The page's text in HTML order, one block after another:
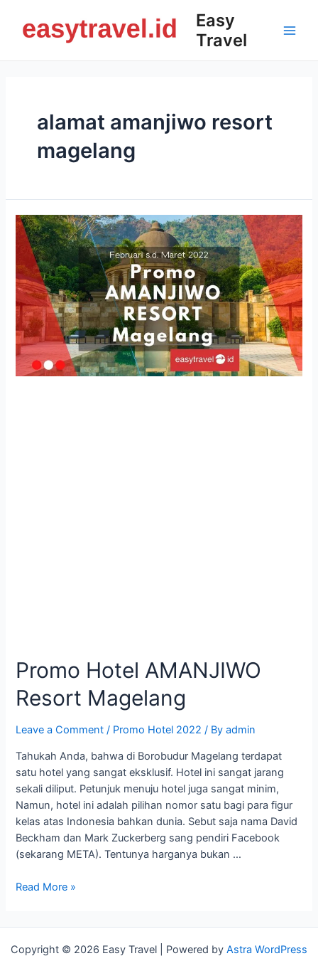
content
Easy
Travel
alamat amanjiwo resort
magelang
Promo Hotel AMANJIWO
Resort Magelang
Leave a Comment / Promo Hotel 2022 / Byadmin
Tahukah Anda, bahwa di Borobudur Magelang terdapat
satu hotel yang sangat eksklusif. Hotel ini sangat jarang
sekali diliput. Petunjuk menuju hotel juga sangat minim,
Namun, hotel ini adalah pilihan nomor satu bagi para figur
kelas atas Indonesia bahkan dunia. Sebut saja nama David
Beckham dan Mark Zuckerberg sang pendiri Facebook
(sekarang META). Tentunya harganya bukan …
Promo
Magelang
Read More »
Copyright © 2026 Easy Travel | Powered by Astra WordPress